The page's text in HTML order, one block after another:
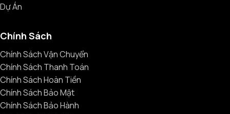
Dự Án
Chính Sách
Chính Sách Vận Chuyển
Chính Sách Thanh Toán
Chính Sách Hoàn Tiền
Chính Sách Bảo Mật
Chính Sách Bảo Hành